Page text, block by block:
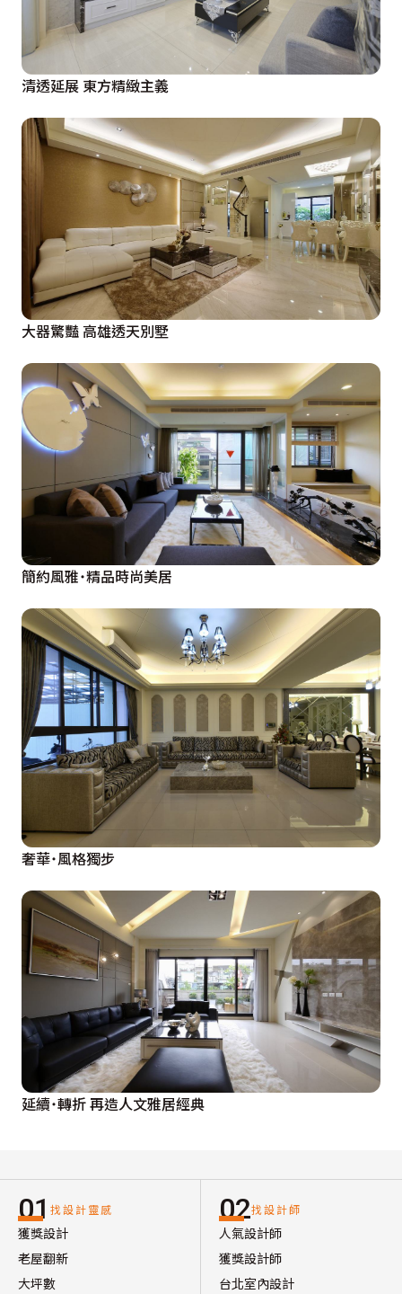
清透延展 東方精緻主義
大器驚豔 高雄透天別墅
簡約風雅˙精品時尚美居
奢華˙風格獨步
延續˙轉折 再造人文雅居經典
01 找設計靈感
獲獎設計
老屋翻新
大坪數
02找設計師
人氣設計師
獲獎設計師
台北室內設計